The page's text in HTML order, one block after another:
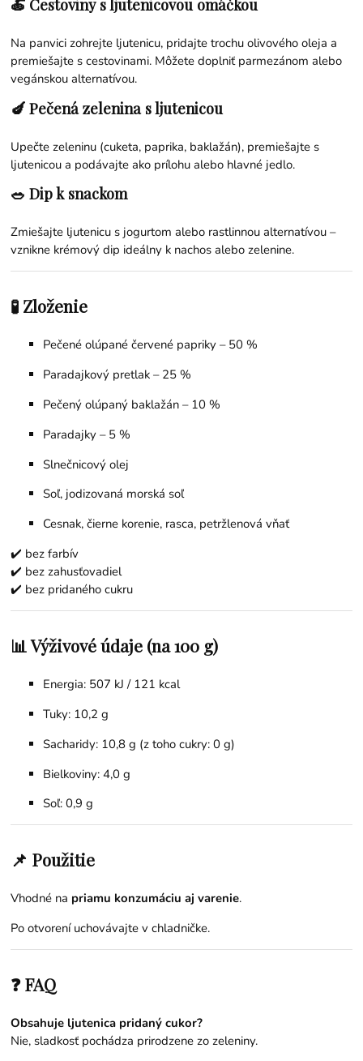
🍝 Cestoviny s ljutenicovou omáčkou
Na panvici zohrejte ljutenicu, pridajte trochu olivového oleja a
premiešajte s cestovinami. Môžete doplniť parmezánom alebo
vegánskou alternatívou.
🍆 Pečená zelenina s ljutenicou
Upečte zeleninu (cuketa, paprika, baklažán), premiešajte s
ljutenicou a podávajte ako prílohu alebo hlavné jedlo.
🥗 Dip k snackom
Zmiešajte ljutenicu s jogurtom alebo rastlinnou alternatívou –
vznikne krémový dip ideálny k nachos alebo zelenine.
🧪 Zloženie
Pečené olúpané červené papriky – 50 %
Paradajkový pretlak – 25 %
Pečený olúpaný baklažán – 10 %
Paradajky – 5 %
Slnečnicový olej
Soľ, jodizovaná morská soľ
Cesnak, čierne korenie, rasca, petržlenová vňať
✔️ bez farbív
✔️ bez zahusťovadiel
✔️ bez pridaného cukru
📊 Výživové údaje (na 100 g)
Energia: 507 kJ / 121 kcal
Tuky: 10,2 g
Sacharidy: 10,8 g (z toho cukry: 0 g)
Bielkoviny: 4,0 g
Soľ: 0,9 g
📌 Použitie
Vhodné na priamu konzumáciu aj varenie.
Po otvorení uchovávajte v chladničke.
❓ FAQ
Obsahuje ljutenica pridaný cukor?
Nie, sladkosť pochádza prirodzene zo zeleniny.